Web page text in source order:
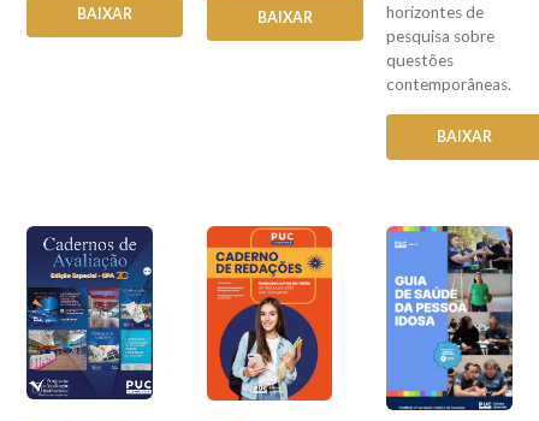
BAIXAR BAIXAR
horizontes de
pesquisa sobre
questões
contemporâneas.
BAIXAR